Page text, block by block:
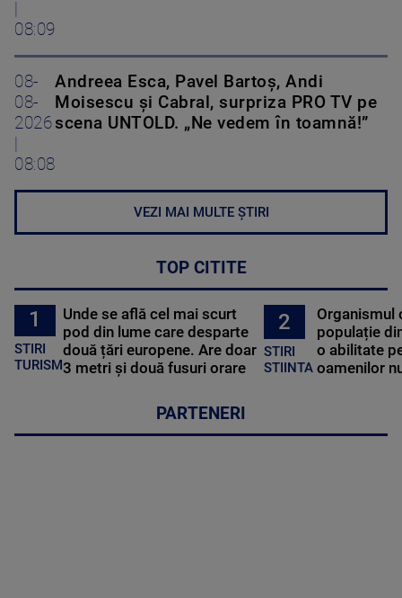
08:09
08-
08-
2026
08:08
Andreea Esca, Pavel Bartoș, Andi
Moisescu și Cabral, surpriza PRO TV pe
scena UNTOLD. „Ne vedem în toamnă!”
VEZI MAI MULTE ȘTIRI
TOP CITITE
1
STIRI
TURISM
Unde se află cel mai scurt
pod din lume care desparte
două țări europene. Are doar
3 metri și două fusuri orare
2
STIRI
STIINTA
Organismul
populație
o abilitate
oamenilor
PARTENERI